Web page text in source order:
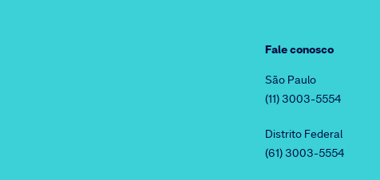
Fale conosco
São Paulo
(11) 3003-5554
Distrito Federal
(61) 3003-5554